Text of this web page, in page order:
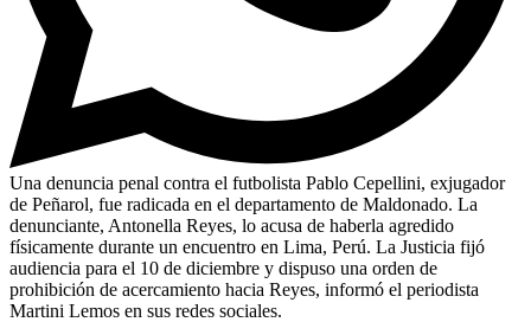
Una denuncia penal contra el futbolista Pablo Cepellini, exjugador
de Peñarol, fue radicada en el departamento de Maldonado. La
denunciante, Antonella Reyes, lo acusa de haberla agredido
físicamente durante un encuentro en Lima, Perú. La Justicia fijó
audiencia para el 10 de diciembre y dispuso una orden de
prohibición de acercamiento hacia Reyes, informó el periodista
Martini Lemos en sus redes sociales.